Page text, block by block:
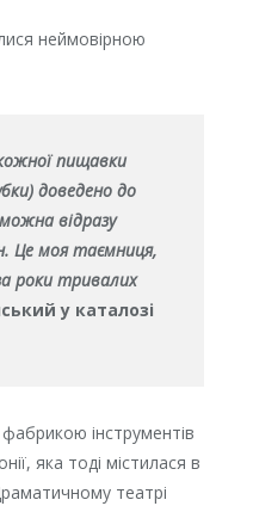
неймовірною
пищавки
доведено до
відразу
моя таємниця,
роки тривалих
у каталозі
інструментів
яка тоді містилася в
театрі